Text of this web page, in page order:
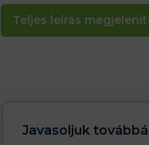
Teljes leírás
Jellemzők:
– Az oldalsó
Javasoljuk